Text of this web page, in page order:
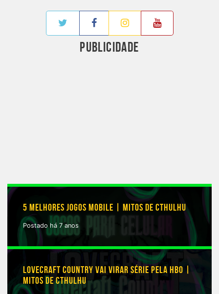
PUBLICIDADE
5 MELHORES JOGOS MOBILE | MITOS DE CTHULHU
Postado há 7 anos
LOVECRAFT COUNTRY VAI VIRAR SÉRIE PELA HBO |
MITOS DE CTHULHU